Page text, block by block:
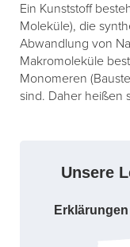
Ein Kunststoff
Moleküle), die
Abwandlung von
Makromoleküle
Monomeren
sind. Daher heißen
Unsere